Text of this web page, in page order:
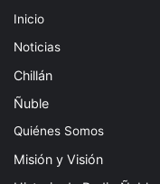
Inicio
Noticias
Chillán
Ñuble
Quiénes Somos
Misión y Visión